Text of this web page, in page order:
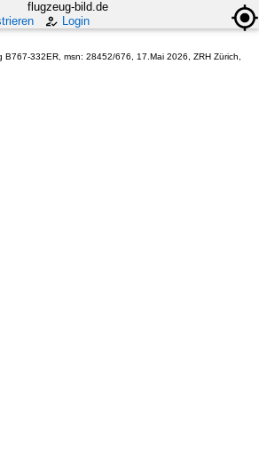
flugzeug-bild.de
Login
B767-332ER, msn: 28452/676, 17.Mai 2026, ZRH Zürich,